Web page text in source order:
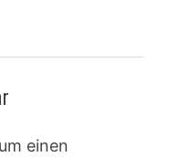
einen